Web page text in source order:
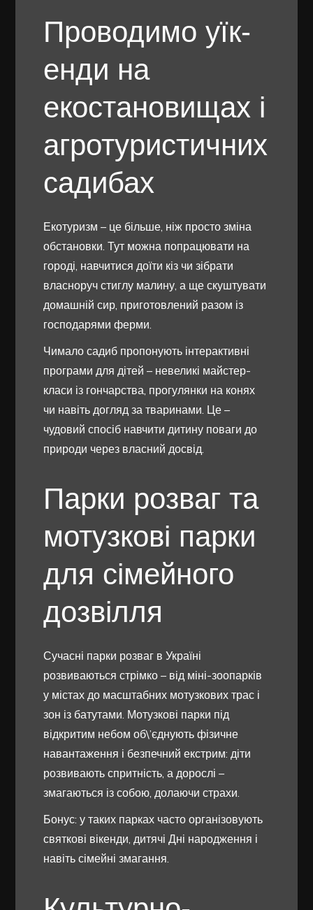
Проводимо уїк-
енди на
екостановищах і
агротуристичних
садибах
Екотуризм – це більше, ніж просто зміна
обстановки. Тут можна попрацювати на
городі, навчитися доїти кіз чи зібрати
власноруч стиглу малину, а ще скуштувати
домашній сир, приготовлений разом із
господарями ферми.
Чимало садиб пропонують інтерактивні
програми для дітей – невеликі майстер-
класи із гончарства, прогулянки на конях
чи навіть догляд за тваринами. Це –
чудовий спосіб навчити дитину поваги до
природи через власний досвід.
Парки розваг та
мотузкові парки
для сімейного
дозвілля
Сучасні парки розваг в Україні
розвиваються стрімко – від міні-зоопарків
у містах до масштабних мотузкових трас і
зон із батутами. Мотузкові парки під
відкритим небом об\’єднують фізичне
навантаження і безпечний екстрим: діти
розвивають спритність, а дорослі –
змагаються із собою, долаючи страхи.
Бонус: у таких парках часто організовують
святкові вікенди, дитячі Дні народження і
навіть сімейні змагання.